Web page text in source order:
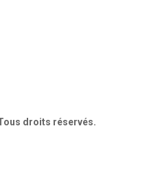
droits réservés.